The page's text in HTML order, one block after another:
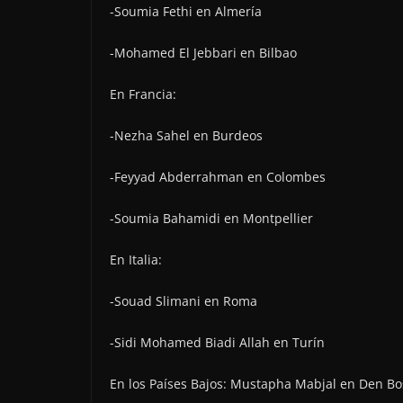
-Soumia Fethi en Almería
-Mohamed El Jebbari en Bilbao
En Francia:
-Nezha Sahel en Burdeos
-Feyyad Abderrahman en Colombes
-Soumia Bahamidi en Montpellier
En Italia:
-Souad Slimani en Roma
-Sidi Mohamed Biadi Allah en Turín
En los Países Bajos: Mustapha Mabjal en Den